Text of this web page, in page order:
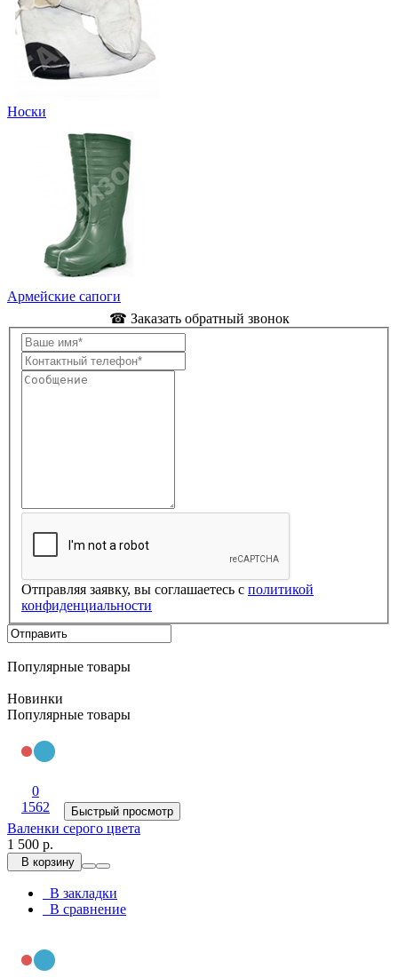
Носки
Армейские сапоги
☎ Заказать обратный звонок
Отправляя заявку, вы соглашаетесь с политикой
конфиденциальности
Популярные товары
Новинки
Популярные товары
0
1562
Быстрый просмотр
Валенки серого цвета
1 500 р.
В корзину
В закладки
В сравнение